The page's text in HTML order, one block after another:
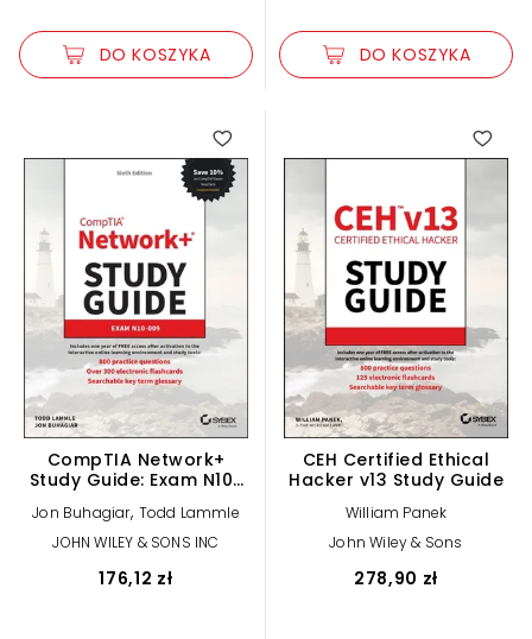
DO KOSZYKA DO KOSZYKA
CompTIA Network+
Study Guide: Exam N10-
Jon Buhagiar, Todd Lammle
JOHN WILEY & SONS INC
176,12 zł
CEH Certified Ethical
Hacker v13 Study Guide
William Panek
John Wiley & Sons
278,90 zł